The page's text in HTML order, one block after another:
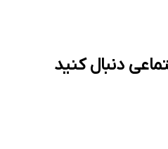
دنبال کنید